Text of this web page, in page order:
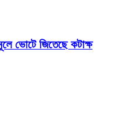
ভোটে জিতেছে কটাক্ষ